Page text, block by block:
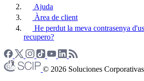
Ajuda
Àrea de client
He perdut la meva contrasenya
recupero?
© 2026 Soluciones